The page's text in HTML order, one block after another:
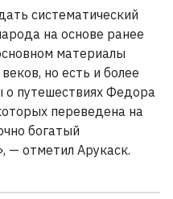
систематический
на основе ранее
материалы
но есть и более
о путешествиях Федора
переведена на
богатый
— отметил Арукаск.